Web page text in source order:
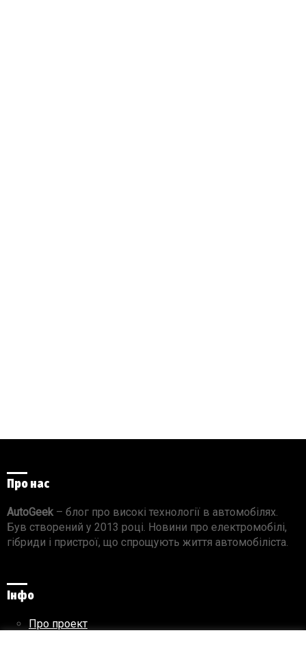
Про нас
AutoGeek– блог про високі технології в автомобілях.
Був створений у 2013 році. Новини про електромобілі,
гібриди і пристрої, що спрощують життя автомобіліста.
Інфо
Про проект